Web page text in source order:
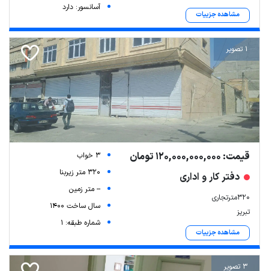
مشاهده جزییات
آسانسور: دارد
1 تصویر
قیمت: 120,000,000,000 تومان
دفتر کار و اداری
۳۲۰مترتجاری
تبریز
مشاهده جزییات
3 خواب
320 متر زیربنا
-- متر زمین
سال ساخت 1400
شماره طبقه: 1
3 تصویر